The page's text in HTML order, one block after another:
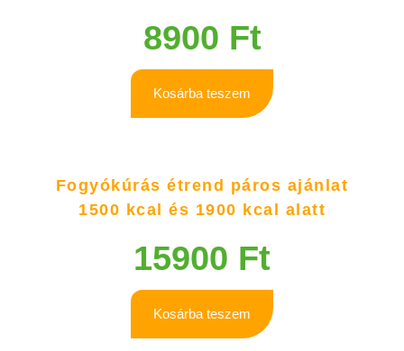
8900 Ft
Kosárba teszem
Fogyókúrás étrend páros ajánlat
1500 kcal és 1900 kcal alatt
15900 Ft
Kosárba teszem